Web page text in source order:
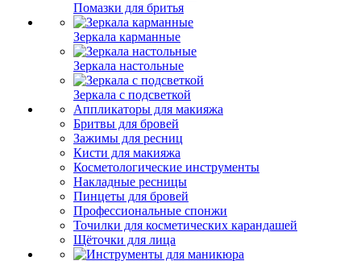
Помазки для бритья
Зеркала карманные
Зеркала настольные
Зеркала с подсветкой
Аппликаторы для макияжа
Бритвы для бровей
Зажимы для ресниц
Кисти для макияжа
Косметологические инструменты
Накладные ресницы
Пинцеты для бровей
Профессиональные спонжи
Точилки для косметических карандашей
Щёточки для лица